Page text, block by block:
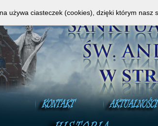
używa ciasteczek (cookies), dzięki którym nasz